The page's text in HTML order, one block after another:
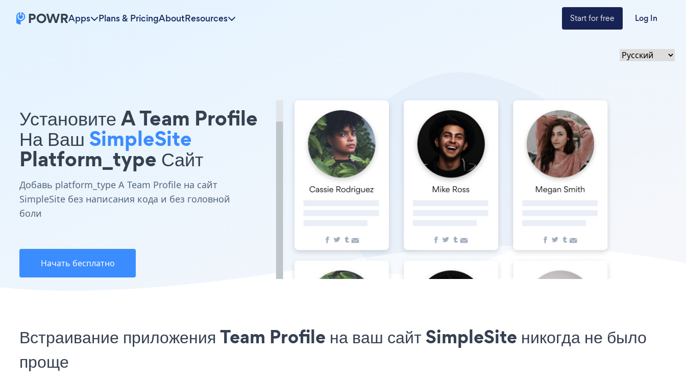
Apps Plans & PricingAboutResources Start for free Log In
Установите A Team Profile
На Ваш SimpleSite
Platform_type Сайт
Добавь platform_type A Team Profile на сайт
SimpleSite без написания кода и без головной
боли
Начать бесплатно
Встраивание приложения Team Profile на ваш сайт SimpleSite никогда не было
проще